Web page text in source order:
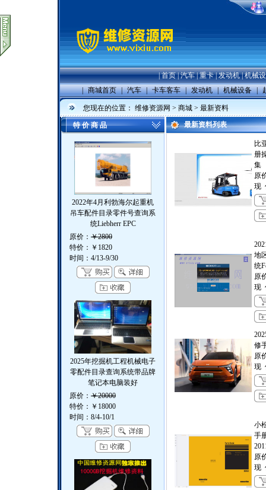
|首页|汽车|重卡|发动机|机械
| 商城首页 | 汽车 | 卡车客车 | 发动机 | 机械设备 |
您现在的位置： 维修资源网 > 商城 > 最新资料
特 价 商 品
2022年4月利勃海尔起重机
吊车配件目录零件号查询系
统Liebherr EPC
原价： ￥2800
特价： ￥1820
时间：4/13-9/30
2025年挖掘机工程机械电子
零配件目录查询系统带品牌
笔记本电脑装好
原价： ￥20000
特价： ￥18000
时间：8/4-10/1
最新资料列表
比
册
集
原
现
地
统
原
现
修
原
现
小
手
原
现